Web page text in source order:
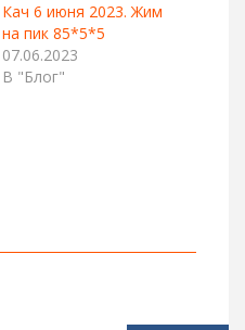
Кач 6 июня 2023. Жим
на пик 85*5*5
07.06.2023
В "Блог"